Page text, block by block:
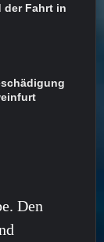
der Fahrt in
Den